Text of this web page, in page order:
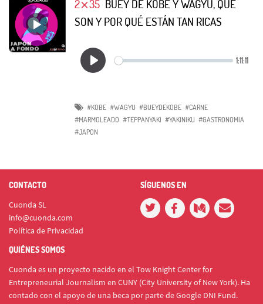
2⨯35 BUEY DE KOBE Y WAGYU, QUÉ
SON Y POR QUÉ ESTÁN TAN RICAS
#KOBE #WAGYU #BUEYDEKOBE #CARNE
#MARMOLEADO #TEPPANYAKI #YAKINIKU #GASTRONOMIA
#JAPON
CONTACTO
Cuonda SL
info@cuonda.com
Política de Privacidad
SÍGUENOS EN
QUIÉNES SOMOS
Cuonda es un proyecto nacido en el Tow Knight Center for
Entrepreneurial Journalism en CUNY (City University of New York). Ha
contado con el apoyo de una beca por parte de Google DNI Fund.